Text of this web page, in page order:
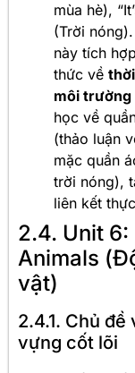
mùa hè),
(Trời
này tích
thức về
môi trường
học về
(thảo luận
mặc quần
trời nóng),
liên kết
2.4. Unit 6:
Animals
vật)
2.4.1. Chủ đề
vựng cốt lõi